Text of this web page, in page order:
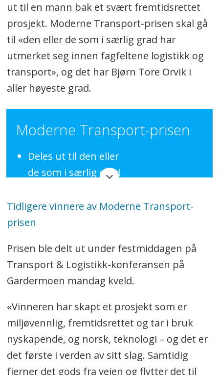
ut til en mann bak et svært fremtidsrettet
prosjekt. Moderne Transport-prisen skal gå
til «den eller de som i særlig grad har
utmerket seg innen fagfeltene logistikk og
transport», og det har Bjørn Tore Orvik i
aller høyeste grad.
Moderne Transport-prisen
Deles ut til den eller
de som i særlig grad
fagfeltene logistikk og
transport.
Delt ut hvert år siden 1969
Vinneren får heder og
ære, et innrammet diplom
kroner.
JURY:
- Eirill Bø, Handelshøyskolen
Tidligere vinnere av Moderne Transport-
prisen
Prisen ble delt ut under festmiddagen på
Transport & Logistikk-konferansen på
Gardermoen mandag kveld.
«Vinneren har skapt et prosjekt som er
miljøvennlig, fremtidsrettet og tar i bruk
nyskapende, og norsk, teknologi – og det er
det første i verden av sitt slag. Samtidig
fjerner det gods fra veien og flytter det til